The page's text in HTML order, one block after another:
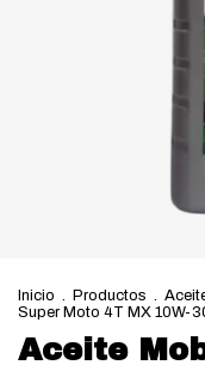
Inicio . Productos .
Super Moto 4T MX 10W-
Aceite